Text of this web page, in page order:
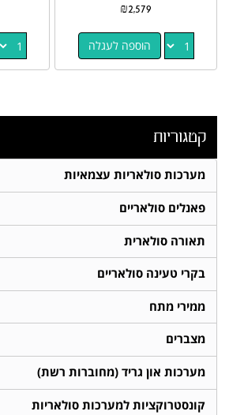
₪2,579
הוספה לעגלה
קטגוריות
מערכות סולאריות עצמאיות
פאנלים סולאריים
תאורה סולארית
בקרי טעינה סולאריים
ממירי מתח
מצברים
מערכות און גריד (מחוברות רשת)
קונסטרוקציות למערכות סולאריות